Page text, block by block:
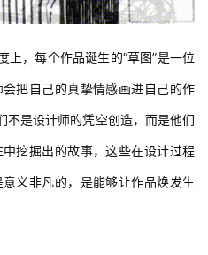
上，每个作品诞生的“草图”是一位
把自己的真挚情感画进自己的作
不是设计师的凭空创造，而是他们
挖掘出的故事，这些在设计过程
义非凡的，是能够让作品焕发生